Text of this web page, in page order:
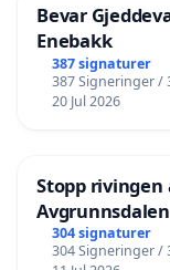
Bevar
Enebakk
387 signaturer
387 Signeringer /
20 Jul 2026
Stopp
Avgrunnsdalen
304 signaturer
304 Signeringer /